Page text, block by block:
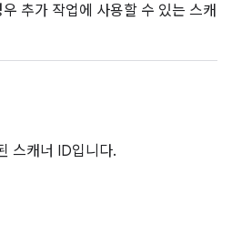
우 추가 작업에 사용할 수 있는 스캐
스캐너 ID입니다.